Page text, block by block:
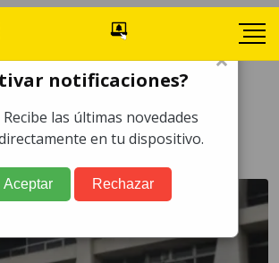
×
notificaciones?
Recibe las últimas novedades
en tu dispositivo.
Aceptar Rechazar